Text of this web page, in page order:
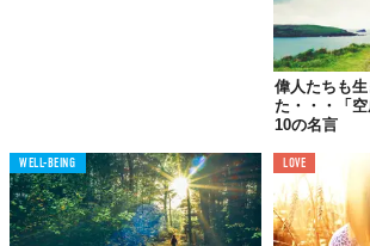
偉人たちも
た・・・「空
10の名言
WELL-BEING LOVE